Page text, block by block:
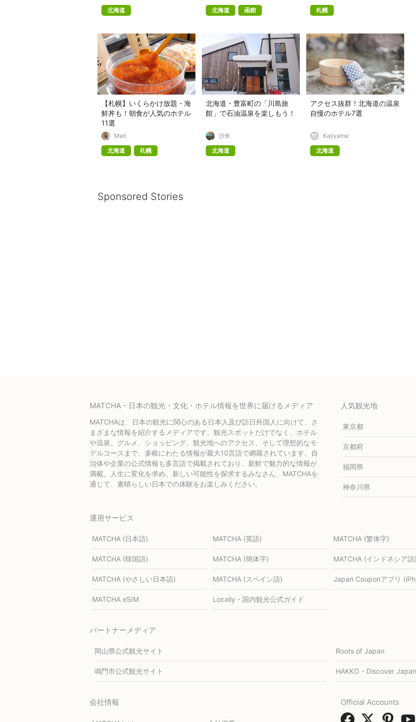
北海道
北海道
函館
札幌
【札幌】いくらかけ放題・海
鮮丼も！朝食が人気のホテル
11選
Mari
北海道
札幌
北海道・豊富町の「川島旅
館」で石油温泉を楽しもう！
沙米
北海道
アクセス抜群！北海道の温泉
自慢のホテル7選
Kajiyama
北海道
Sponsored Stories
MATCHA - 日本の観光・文化・ホテル情報を世界に届けるメディア
MATCHAは、日本の観光に関心のある日本人及び訪日外国人に向けて、さ
まざまな情報を紹介するメディアです。観光スポットだけでなく、ホテル
や温泉、グルメ、ショッピング、観光地へのアクセス、そして理想的なモ
デルコースまで、多岐にわたる情報が最大10言語で網羅されています。自
治体や企業の公式情報も多言語で掲載されており、新鮮で魅力的な情報が
満載。人生に変化を求め、新しい可能性を探求するみなさん、MATCHAを
通じて、素晴らしい日本での体験をお楽しみください。
人気観光地
東京都
京都府
福岡県
神奈川県
運用サービス
MATCHA (日本語) MATCHA (英語) MATCHA (繁体字)
MATCHA (韓国語) MATCHA (簡体字) MATCHA (インドネシア語)
MATCHA (やさしい日本語) MATCHA (スペイン語) Japan Couponアプリ
MATCHA eSIM Locally - 国内観光公式ガイド
パートナーメディア
岡山県公式観光サイト Roots of Japan
鳴門市公式観光サイト HAKKO - Discover
会社情報 Official Accounts